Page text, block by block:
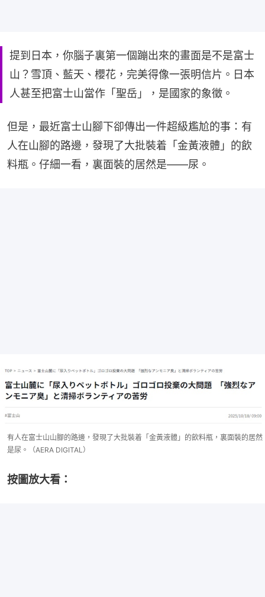
提到日本，你腦子裏第一個蹦出來的畫面是不是富士
山？雪頂、藍天、櫻花，完美得像一張明信片。日本
人甚至把富士山當作「聖岳」，是國家的象徵。
但是，最近富士山腳下卻傳出一件超級尷尬的事：有
人在山腳的路邊，發現了大批裝着「金黃液體」的飲
料瓶。仔細一看，裏面裝的居然是——尿。
有人在富士山山腳的路邊，發現了大批裝着「金黃液體」的飲料瓶，裏面裝的居然
是尿。（AERA DIGITAL）
按圖放大看：